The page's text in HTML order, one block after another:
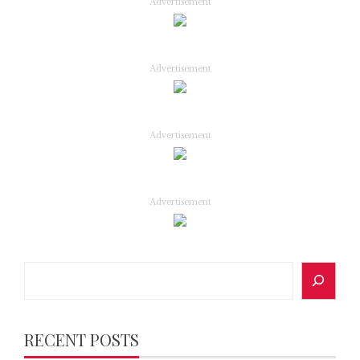
Advertisement
Advertisement
Advertisement
RECENT POSTS